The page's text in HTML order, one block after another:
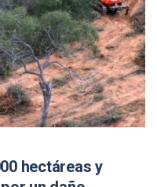
hectáreas y